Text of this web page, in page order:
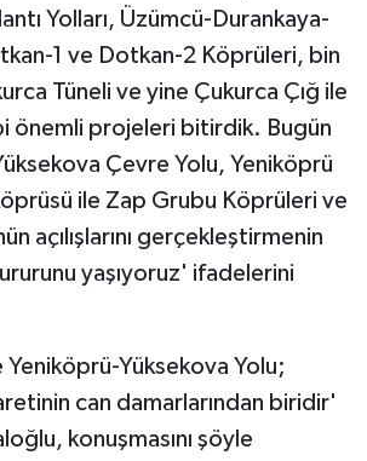
Yolları, Üzümcü-Durankaya-
1 ve Dotkan-2 Köprüleri, bin
Tüneli ve yine Çukurca Çığ ile
önemli projeleri bitirdik. Bugün
Çevre Yolu, Yeniköprü
ile Zap Grubu Köprüleri ve
açılışlarını gerçekleştirmenin
yaşıyoruz' ifadelerini
Yüksekova Yolu;
can damarlarından biridir'
konuşmasını şöyle